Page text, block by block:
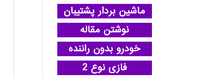
ماشین بردار پشتیبان
نوشتن مقاله
خودرو بدون راننده
فازی نوع 2